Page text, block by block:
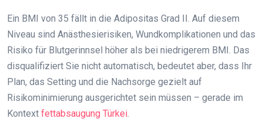
Ein BMI von 35 fällt in die Adipositas Grad II. Auf diesem
Niveau sind Anästhesierisiken, Wundkomplikationen und das
Risiko für Blutgerinnsel höher als bei niedrigerem BMI. Das
disqualifiziert Sie nicht automatisch, bedeutet aber, dass Ihr
Plan, das Setting und die Nachsorge gezielt auf
Risikominimierung ausgerichtet sein müssen – gerade im
Kontext fettabsaugung Türkei.